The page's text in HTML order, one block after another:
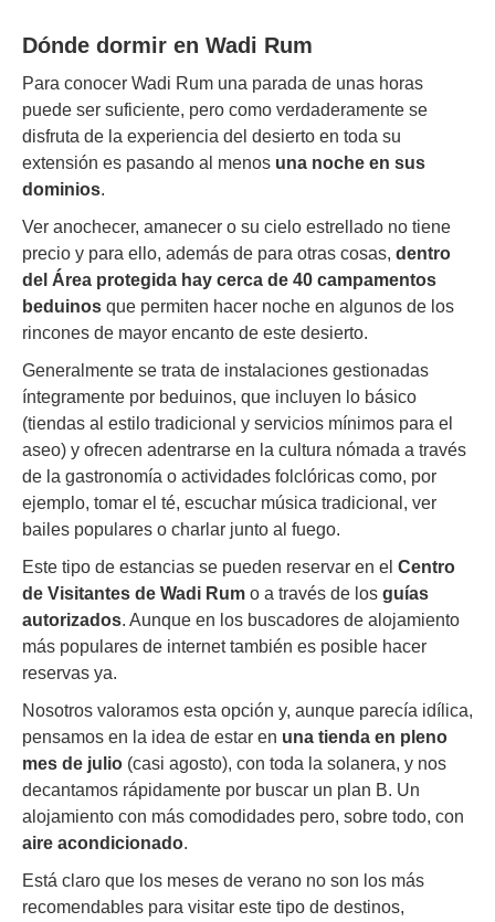
Dónde dormir en Wadi Rum
Para conocer Wadi Rum una parada de unas horas
puede ser suficiente, pero como verdaderamente se
disfruta de la experiencia del desierto en toda su
extensión es pasando al menos una noche en sus
dominios.
Ver anochecer, amanecer o su cielo estrellado no tiene
precio y para ello, además de para otras cosas, dentro
del Área protegida hay cerca de 40 campamentos
beduinos que permiten hacer noche en algunos de los
rincones de mayor encanto de este desierto.
Generalmente se trata de instalaciones gestionadas
íntegramente por beduinos, que incluyen lo básico
(tiendas al estilo tradicional y servicios mínimos para el
aseo) y ofrecen adentrarse en la cultura nómada a través
de la gastronomía o actividades folclóricas como, por
ejemplo, tomar el té, escuchar música tradicional, ver
bailes populares o charlar junto al fuego.
Este tipo de estancias se pueden reservar en el Centro
de Visitantes de Wadi Rum o a través de los guías
autorizados. Aunque en los buscadores de alojamiento
más populares de internet también es posible hacer
reservas ya.
Nosotros valoramos esta opción y, aunque parecía idílica,
pensamos en la idea de estar en una tienda en pleno
mes de julio (casi agosto), con toda la solanera, y nos
decantamos rápidamente por buscar un plan B. Un
alojamiento con más comodidades pero, sobre todo, con
aire acondicionado.
Está claro que los meses de verano no son los más
recomendables para visitar este tipo de destinos,